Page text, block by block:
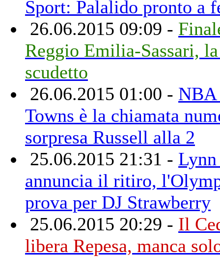
Sport: Palalido pronto a
26.06.2015 09:09 -
Reggio Emilia-Sassari,
scudetto
26.06.2015 01:00 - NBA
Towns è la chiamata
sorpresa Russell alla 2
25.06.2015 21:31 -
annuncia il ritiro,
prova per DJ Strawberry
25.06.2015 20:29 - Il
libera Repesa, manca